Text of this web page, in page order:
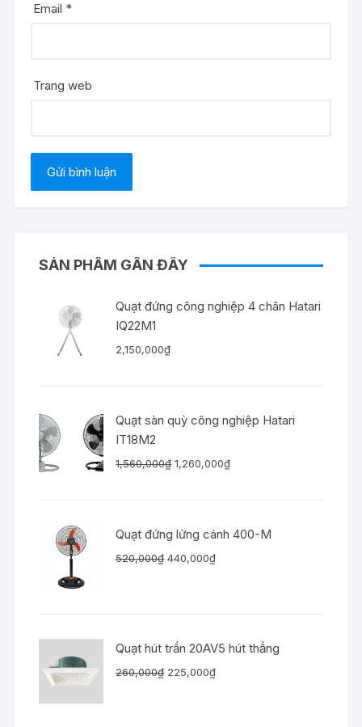
Email *
Trang web
SẢN PHẨM GẦN ĐÂY
Quạt đứng công nghiệp 4 chân Hatari
IQ22M1
2,150,000₫
Quạt sàn quỳ công nghiệp Hatari
IT18M2
1,560,000₫ Giá
1,260,000₫Giá
1,260,000₫.
Quạt đứng lửng cánh 400-M
520,000₫ Giá
440,000₫Giá
Quạt hút trần 20AV5 hút thẳng
260,000₫ Giá
225,000₫Giá